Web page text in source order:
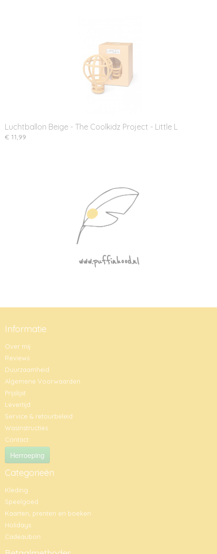
Luchtballon Beige - The Coolkidz Project - Little L
€ 11,99
www.puffinhood.nl
Informatie
Over mij
Reviews
Duurzaamheid
Algemene Voorwaarden
Prijslijst
Levertijd
Service & retourbeleid
Wasinstructies
Contact
Herroeping
Categorieën
Kleding
Speelgoed
Kaarten, prenten en boeken
Holidays
Cadeaubon